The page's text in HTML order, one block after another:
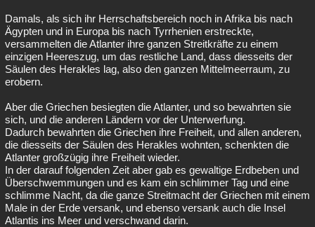
Damals, als sich ihr Herrschaftsbereich noch in Afrika bis nach
Ägypten und in Europa bis nach Tyrrhenien erstreckte,
versammelten die Atlanter ihre ganzen Streitkräfte zu einem
einzigen Heereszug, um das restliche Land, dass diesseits der
Säulen des Herakles lag, also den ganzen Mittelmeerraum, zu
erobern.
Aber die Griechen besiegten die Atlanter, und so bewahrten sie
sich, und die anderen Ländern vor der Unterwerfung.
Dadurch bewahrten die Griechen ihre Freiheit, und allen anderen,
die diesseits der Säulen des Herakles wohnten, schenkten die
Atlanter großzügig ihre Freiheit wieder.
In der darauf folgenden Zeit aber gab es gewaltige Erdbeben und
Überschwemmungen und es kam ein schlimmer Tag und eine
schlimme Nacht, da die ganze Streitmacht der Griechen mit einem
Male in der Erde versank, und ebenso versank auch die Insel
Atlantis ins Meer und verschwand darin.